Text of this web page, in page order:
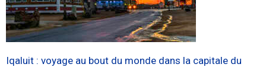
Iqaluit : voyage au bout du monde dans la capitale du